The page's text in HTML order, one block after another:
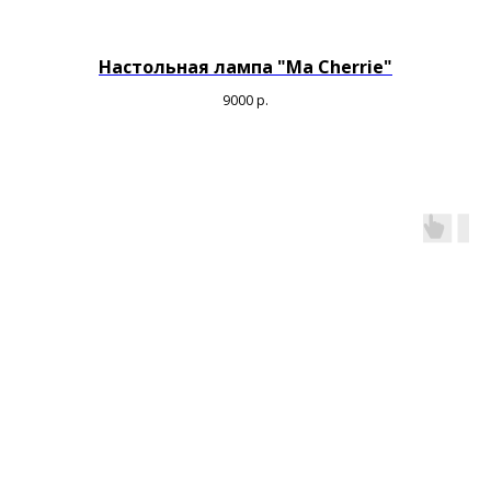
Настольная лампа "Ma Cherrie"
9000р.